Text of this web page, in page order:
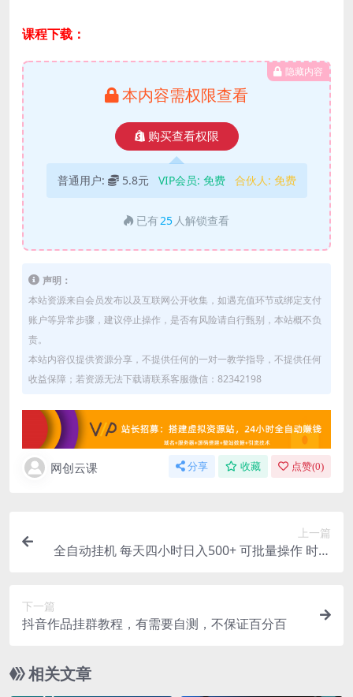
课程下载：
隐藏内容
本内容需权限查看
购买查看权限
普通用户: 5.8元 VIP会员: 免费 合伙人: 免费
已有25 人解锁查看
声明：
本站资源来自会员发布以及互联网公开收集，如遇充值环节或绑定支付
账户等异常步骤，建议停止操作，是否有风险请自行甄别，本站概不负
责。
本站内容仅提供资源分享，不提供任何的一对一教学指导，不提供任何
收益保障；若资源无法下载请联系客服微信：82342198
网创云课 分享 收藏 点赞(0)
上一篇
全自动挂机 每天四小时日入500+ 可批量操作 时间
下一篇
抖音作品挂群教程，有需要自测，不保证百分百
相关文章